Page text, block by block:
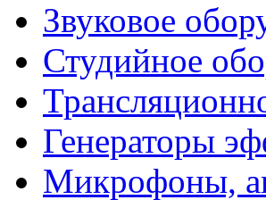
Звуковое
Студийное
Генераторы
Микрофоны,